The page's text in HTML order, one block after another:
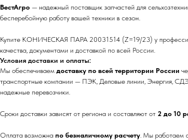
ВестАгро — надежный поставщик запчастей для
бесперебойную работу вашей техники в сезон.
Купите КОНИЧЕСКАЯ ПАРА 20031514 (Z=19/23) у
качества, документами и доставкой по всей России.
Условия доставки и оплаты:
Мы обеспечиваем доставку по всей территории России
транспортные компании — ПЭК, Деловые линии, Энергия,
надежные перевозчики.
Сроки доставки зависят от региона и составляют от 2 до 10
Оплата возможна по безналичному расчету. Мы работаем